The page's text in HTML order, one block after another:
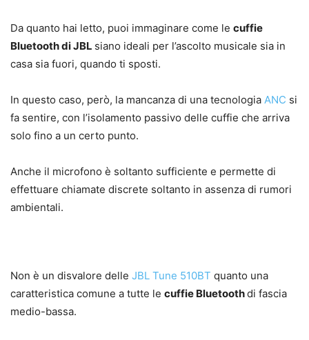
Da quanto hai letto, puoi immaginare come le cuffie
Bluetooth di JBL siano ideali per l’ascolto musicale sia in
casa sia fuori, quando ti sposti.
In questo caso, però, la mancanza di una tecnologia ANC si
fa sentire, con l’isolamento passivo delle cuffie che arriva
solo fino a un certo punto.
Anche il microfono è soltanto sufficiente e permette di
effettuare chiamate discrete soltanto in assenza di rumori
ambientali.
Non è un disvalore delle JBL Tune 510BT quanto una
caratteristica comune a tutte le cuffie Bluetoothdi fascia
medio-bassa.